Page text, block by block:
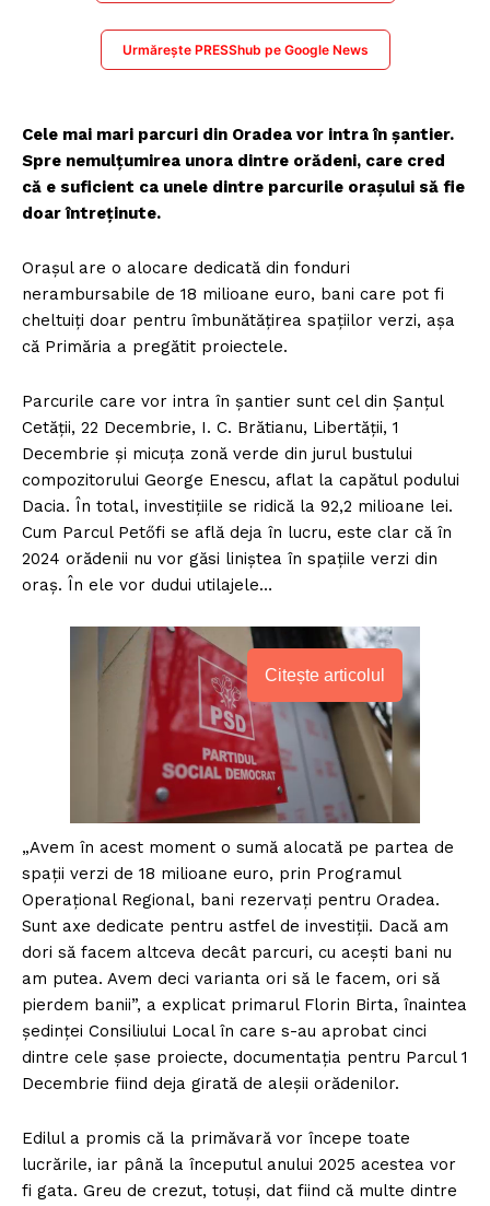
Urmărește PRESShub pe Google News
Cele mai mari parcuri din Oradea vor intra în șantier.
Spre nemulțumirea unora dintre orădeni, care cred
că e suficient ca unele dintre parcurile orașului să fie
doar întreținute.
Orașul are o alocare dedicată din fonduri
nerambursabile de 18 milioane euro, bani care pot fi
cheltuiți doar pentru îmbunătățirea spațiilor verzi, așa
că Primăria a pregătit proiectele.
Parcurile care vor intra în șantier sunt cel din Șanțul
Cetății, 22 Decembrie, I. C. Brătianu, Libertății, 1
Decembrie și micuța zonă verde din jurul bustului
compozitorului George Enescu, aflat la capătul podului
Dacia. În total, investițiile se ridică la 92,2 milioane lei.
Cum Parcul Petőfi se află deja în lucru, este clar că în
2024 orădenii nu vor găsi liniștea în spațiile verzi din
oraș. În ele vor dudui utilajele…
Citește articolul
„Avem în acest moment o sumă alocată pe partea de
spaţii verzi de 18 milioane euro, prin Programul
Operaţional Regional, bani rezervaţi pentru Oradea.
Sunt axe dedicate pentru astfel de investiţii. Dacă am
dori să facem altceva decât parcuri, cu aceşti bani nu
am putea. Avem deci varianta ori să le facem, ori să
pierdem banii”, a explicat primarul Florin Birta, înaintea
ședinței Consiliului Local în care s-au aprobat cinci
dintre cele șase proiecte, documentația pentru Parcul 1
Decembrie fiind deja girată de aleșii orădenilor.
Edilul a promis că la primăvară vor începe toate
lucrările, iar până la începutul anului 2025 acestea vor
fi gata. Greu de crezut, totuși, dat fiind că multe dintre